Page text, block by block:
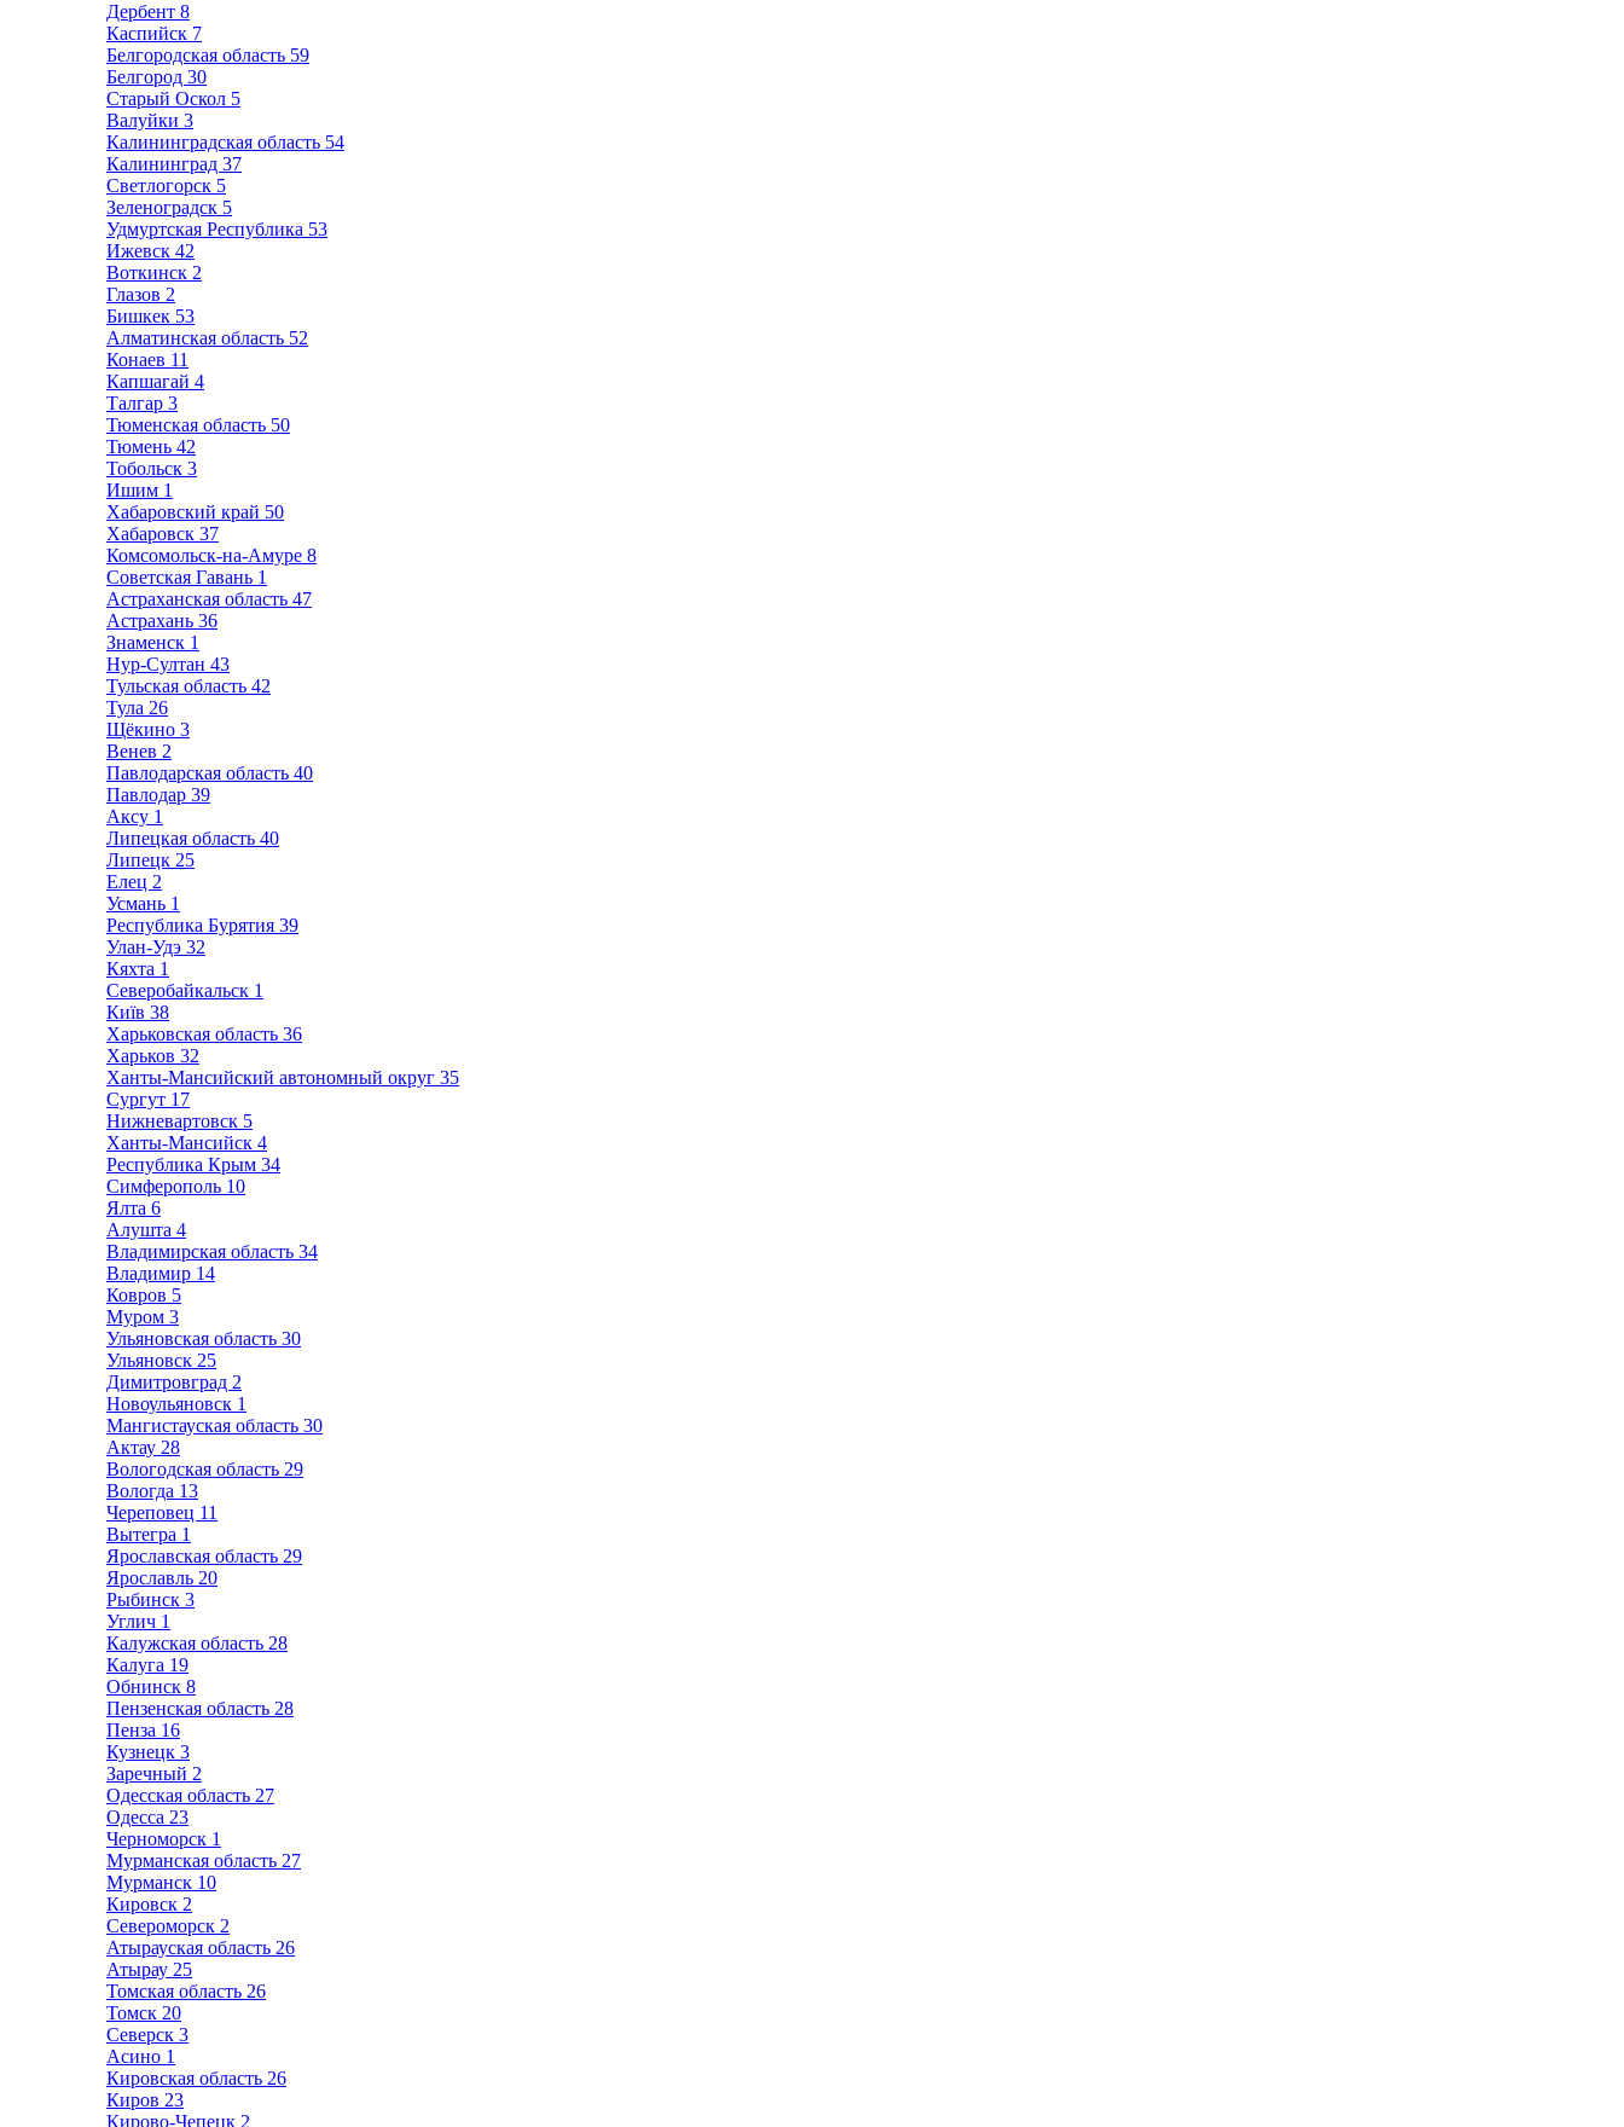
Дербент 8
Каспийск 7
Белгородская область 59
Белгород 30
Старый Оскол 5
Валуйки 3
Калининградская область 54
Калининград 37
Светлогорск 5
Зеленоградск 5
Удмуртская Республика 53
Ижевск 42
Воткинск 2
Глазов 2
Бишкек 53
Алматинская область 52
Конаев 11
Капшагай 4
Талгар 3
Тюменская область 50
Тюмень 42
Тобольск 3
Ишим 1
Хабаровский край 50
Хабаровск 37
Комсомольск-на-Амуре 8
Советская Гавань 1
Астраханская область 47
Астрахань 36
Знаменск 1
Нур-Султан 43
Тульская область 42
Тула 26
Щёкино 3
Венев 2
Павлодарская область 40
Павлодар 39
Аксу 1
Липецкая область 40
Липецк 25
Елец 2
Усмань 1
Республика Бурятия 39
Улан-Удэ 32
Кяхта 1
Северобайкальск 1
Київ 38
Харьковская область 36
Харьков 32
Ханты-Мансийский автономный округ 35
Сургут 17
Нижневартовск 5
Ханты-Мансийск 4
Республика Крым 34
Симферополь 10
Ялта 6
Алушта 4
Владимирская область 34
Владимир 14
Ковров 5
Муром 3
Ульяновская область 30
Ульяновск 25
Димитровград 2
Новоульяновск 1
Мангистауская область 30
Актау 28
Вологодская область 29
Вологда 13
Череповец 11
Вытегра 1
Ярославская область 29
Ярославль 20
Рыбинск 3
Углич 1
Калужская область 28
Калуга 19
Обнинск 8
Пензенская область 28
Пенза 16
Кузнецк 3
Заречный 2
Одесская область 27
Одесса 23
Черноморск 1
Мурманская область 27
Мурманск 10
Кировск 2
Североморск 2
Атырауская область 26
Атырау 25
Томская область 26
Томск 20
Северск 3
Асино 1
Кировская область 26
Киров 23
Кирово-Чепецк 2